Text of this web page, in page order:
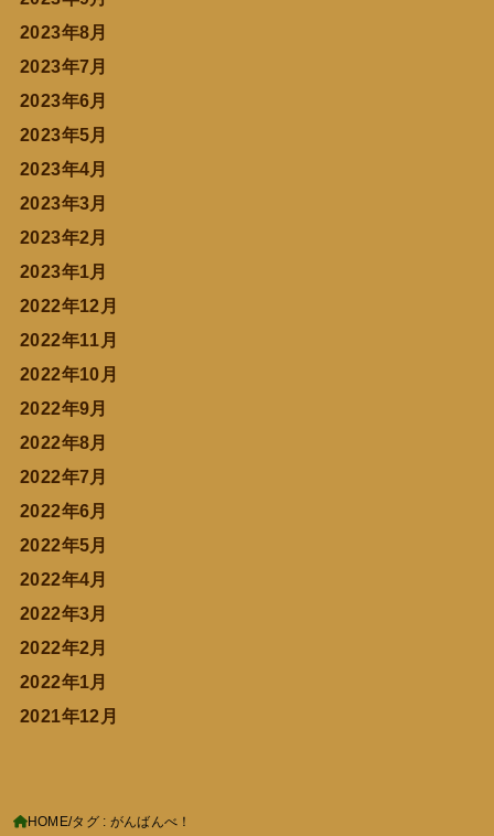
2023年8月
2023年7月
2023年6月
2023年5月
2023年4月
2023年3月
2023年2月
2023年1月
2022年12月
2022年11月
2022年10月
2022年9月
2022年8月
2022年7月
2022年6月
2022年5月
2022年4月
2022年3月
2022年2月
2022年1月
2021年12月
HOME タグ : がんばんべ！